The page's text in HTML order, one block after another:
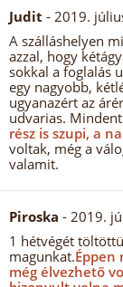
Judit - 2019.
A szálláshelyen
azzal, hogy
sokkal a foglalás
egy nagyobb,
ugyanazért az
udvarias.
rész is szupi, a
voltak, még a
valamit.
Piroska - 2019.
1 hétvégét
magunkat.Éppen
még élvezhető